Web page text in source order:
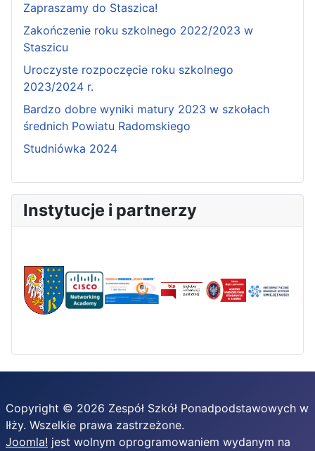
Zapraszamy do Staszica!
Zakończenie roku szkolnego 2022/2023 w
Staszicu
Uroczyste rozpoczęcie roku szkolnego
2023/2024 r.
Bardzo dobre wyniki matury 2023 w szkołach
średnich Powiatu Radomskiego
Studniówka 2024
Instytucje i partnerzy
Copyright © 2026 Zespół Szkół Ponadpodstawowych w
Iłży. Wszelkie prawa zastrzeżone.
Joomla! jest wolnym oprogramowaniem wydanym na